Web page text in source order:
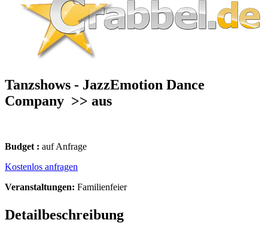
Tanzshows - JazzEmotion Dance
Company >> aus
Budget : auf Anfrage
Kostenlos anfragen
Veranstaltungen: Familienfeier
Detailbeschreibung